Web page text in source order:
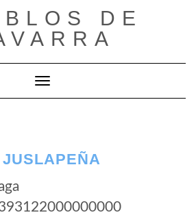
DE
Cambiar modo de navegación